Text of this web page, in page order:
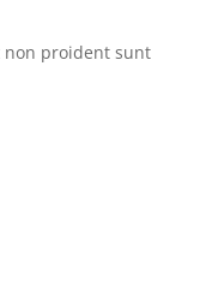
non proident sunt